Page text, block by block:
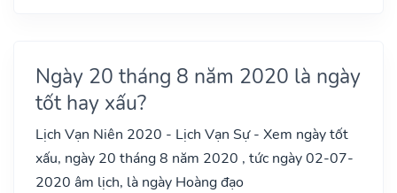
Ngày 20 tháng 8 năm 2020 là ngày
tốt hay xấu?
Lịch Vạn Niên 2020 - Lịch Vạn Sự - Xem ngày tốt
xấu, ngày 20 tháng 8 năm 2020 , tức ngày 02-07-
2020 âm lịch, là ngày Hoàng đạo